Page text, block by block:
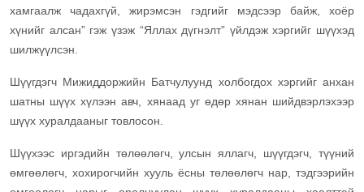
хамгаалж чадахгүй, жирэмсэн гэдгийг мэдсээр байж, хоёр
хүнийг алсан” гэж үзэж “Яллах дүгнэлт” үйлдэж хэргийг шүүхэд
шилжүүлсэн.
Шүүгдэгч Мижиддоржийн Батчулуунд холбогдох хэргийг анхан
шатны шүүх хүлээн авч, хянаад уг өдөр хянан шийдвэрлэхээр
шүүх хуралдааныг товлосон.
Шүүхээс иргэдийн төлөөлөгч, улсын яллагч, шүүгдэгч, түүний
өмгөөлөгч, хохирогчийн хууль ёсны төлөөлөгч нар, тэдгээрийн